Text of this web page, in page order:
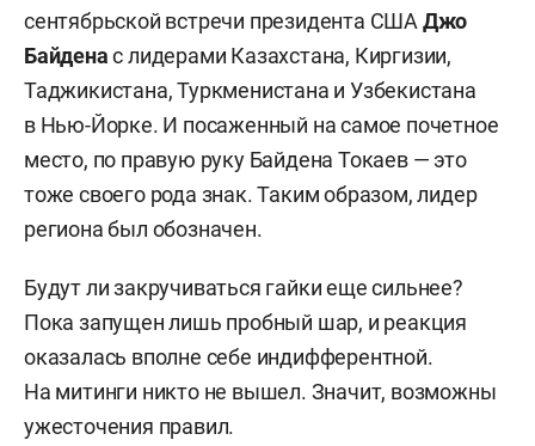
сентябрьской встречи президента США Джо
Байденас лидерами Казахстана, Киргизии,
Таджикистана, Туркменистана и Узбекистана
в Нью-Йорке. И посаженный на самое почетное
место, по правую руку Байдена Токаев — это
тоже своего рода знак. Таким образом, лидер
региона был обозначен.
Будут ли закручиваться гайки еще сильнее?
Пока запущен лишь пробный шар, и реакция
оказалась вполне себе индифферентной.
На митинги никто не вышел. Значит, возможны
ужесточения правил.